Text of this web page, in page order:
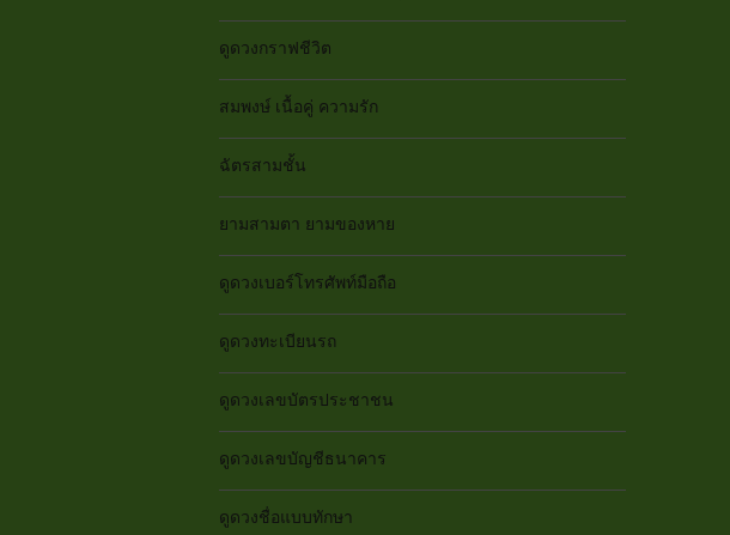
ดูดวงกราฟชีวิต
สมพงษ์ เนื้อคู่ ความรัก
ฉัตรสามชั้น
ยามสามตา ยามของหาย
ดูดวงเบอร์โทรศัพท์มือถือ
ดูดวงทะเบียนรถ
ดูดวงเลขบัตรประชาชน
ดูดวงเลขบัญชีธนาคาร
ดูดวงชื่อแบบทักษา